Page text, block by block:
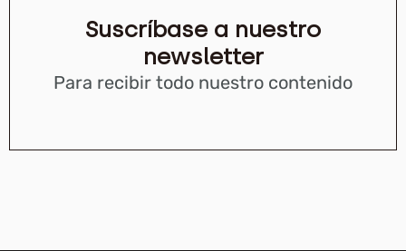
Suscríbase a nuestro
newsletter
Para recibir todo nuestro contenido